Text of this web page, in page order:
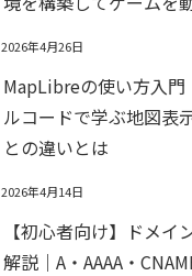
2026年4月26日
MapLibreの使い方入
ルコードで学ぶ地図表
との違いとは
2026年4月14日
【初心者向け】ドメイ
解説｜A・AAAA・